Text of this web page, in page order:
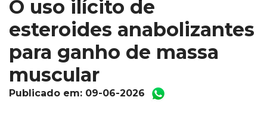
O uso ilícito de
esteroides anabolizantes
para ganho de massa
muscular
Publicado em: 09-06-2026